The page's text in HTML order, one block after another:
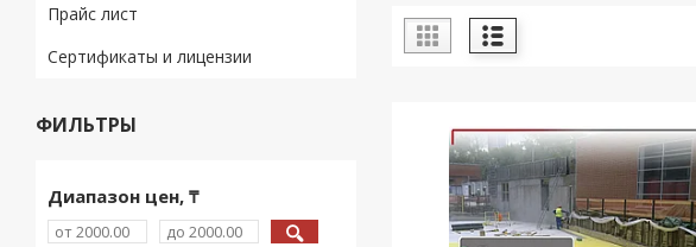
Прайс лист
Сертификаты и лицензии
ФИЛЬТРЫ
Диапазон цен, ₸